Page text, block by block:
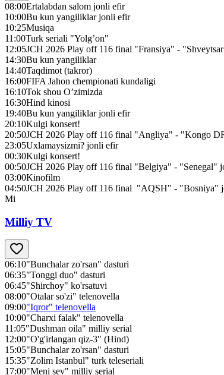
08:00Ertalabdan salom jonli efir
10:00Bu kun yangiliklar jonli efir
10:25Musiqa
11:00Turk seriali "Yolg’on"
12:05JCH 2026 Play off 116 final "Fransiya" -
14:30Bu kun yangiliklar
14:40Taqdimot (takror)
16:00FIFA Jahon chempionati kundaligi
16:10Tok shou O’zimizda
16:30Hind kinosi
19:40Bu kun yangiliklar jonli efir
20:10Kulgi konsert!
20:50JCH 2026 Play off 116 final "Angliya" - "Kongo
23:05Uxlamaysizmi? jonli efir
00:30Kulgi konsert!
00:50JCH 2026 Play off 116 final "Belgiya" - "Senegal"
03:00Kinofilm
04:50JCH 2026 Play off 116 final "AQSH" - "Bosniya"
Mi
Milliy TV
06:10"Bunchalar zo'rsan" dasturi
06:35"Tonggi duo" dasturi
06:45"Shirchoy" ko'rsatuvi
08:00"Otalar so'zi" telenovella
09:00"Iqror" telenovella
10:00"Charxi falak" telenovella
11:05"Dushman oila" milliy serial
12:00"O'g'irlangan qiz-3" (Hind)
15:05"Bunchalar zo'rsan" dasturi
15:35"Zolim Istanbul" turk teleseriali
17:00"Meni sev" milliy serial